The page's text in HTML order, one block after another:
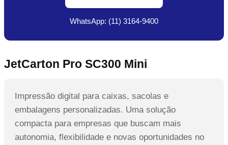
WhatsApp: (11) 3164-9400
JetCarton Pro SC300 Mini
Impressão digital para caixas, sacolas e
embalagens personalizadas. Uma solução
compacta para empresas que buscam mais
autonomia, flexibilidade e novas oportunidades no